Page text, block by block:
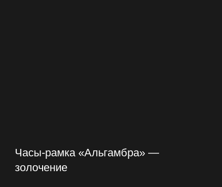
Часы-рамка «Альгамбра» —
золочение